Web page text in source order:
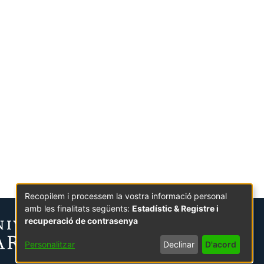
Recopilem i processem la vostra informació personal
amb les finalitats següents: Estadístic & Registre i
recuperació de contrasenya
Personalitzar Declinar D'acord